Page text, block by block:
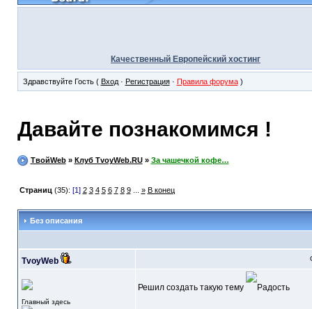
Качественный Европейский хостинг
Здравствуйте Гость ( Вход· Регистрация· Правила форума)
Давайте познакомимся !
ТвойWeb» Клуб TvoyWeb.RU» За чашечкой кофе…
Страниц (35): [1] 2 3 4 5 6 7 8 9... » В конец
Без описания
TvoyWeb
Главный здесь
Решил создать такую тему